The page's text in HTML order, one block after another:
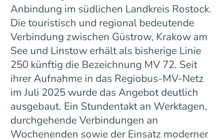
Anbindung im südlichen Landkreis Rostock.
Die touristisch und regional bedeutende
Verbindung zwischen Güstrow, Krakow am
See und Linstow erhält als bisherige Linie
250 künftig die Bezeichnung MV 72. Seit
ihrer Aufnahme in das Regiobus-MV-Netz
im Juli 2025 wurde das Angebot deutlich
ausgebaut. Ein Stundentakt an Werktagen,
durchgehende Verbindungen an
Wochenenden sowie der Einsatz moderner